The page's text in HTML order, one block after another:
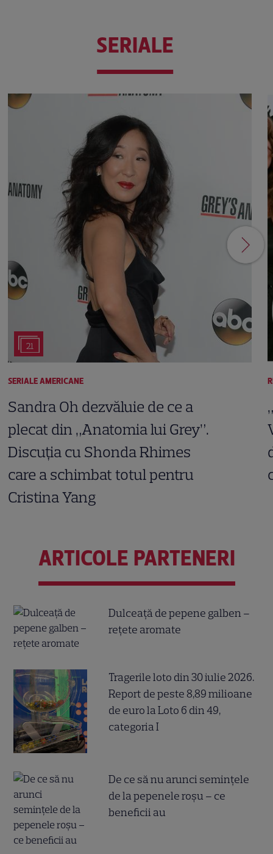
SERIALE
21
SERIALE AMERICANE
Sandra Oh dezvăluie de ce a
plecat din „Anatomia lui Grey”.
Discuția cu Shonda Rhimes
care a schimbat totul pentru
Cristina Yang
ARTICOLE PARTENERI
Dulceață de pepene galben –
rețete aromate
Tragerile loto din 30 iulie 2026.
Report de peste 8,89 milioane
de euro la Loto 6 din 49,
categoria I
De ce să nu arunci semințele
de la pepenele roșu – ce
beneficii au